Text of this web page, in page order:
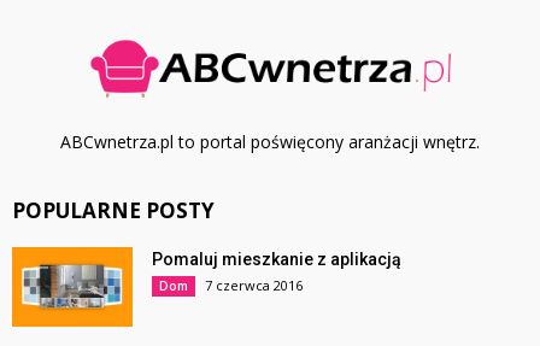
ABCwnetrza.pl to portal poświęcony aranżacji wnętrz.
POPULARNE POSTY
Pomaluj mieszkanie z aplikacją
Dom 7 czerwca 2016